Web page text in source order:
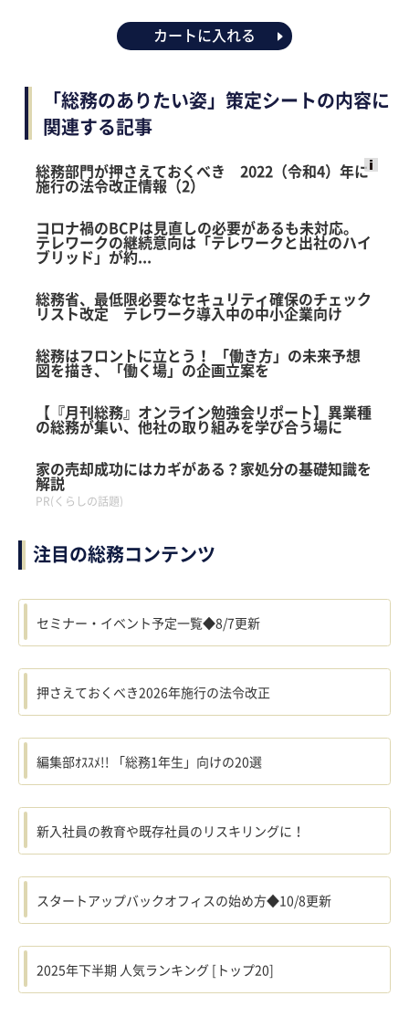
カートに入れる
「総務のありたい姿」策定シートの内容に
関連する記事
総務部門が押さえておくべき 2022（令和4）年に
施行の法令改正情報（2）
コロナ禍のBCPは見直しの必要があるも未対応。
テレワークの継続意向は「テレワークと出社のハイ
ブリッド」が約...
総務省、最低限必要なセキュリティ確保のチェック
リスト改定 テレワーク導入中の中小企業向け
総務はフロントに立とう！ 「働き方」の未来予想
図を描き、「働く場」の企画立案を
【『月刊総務』オンライン勉強会リポート】異業種
の総務が集い、他社の取り組みを学び合う場に
家の売却成功にはカギがある？家処分の基礎知識を
解説
PR(くらしの話題)
注目の総務コンテンツ
セミナー・イベント予定一覧◆8/7更新
押さえておくべき2026年施行の法令改正
編集部ｵｽｽﾒ!! 「総務1年生」向けの20選
新入社員の教育や既存社員のリスキリングに！
スタートアップバックオフィスの始め方◆10/8更新
2025年下半期 人気ランキング [トップ20]